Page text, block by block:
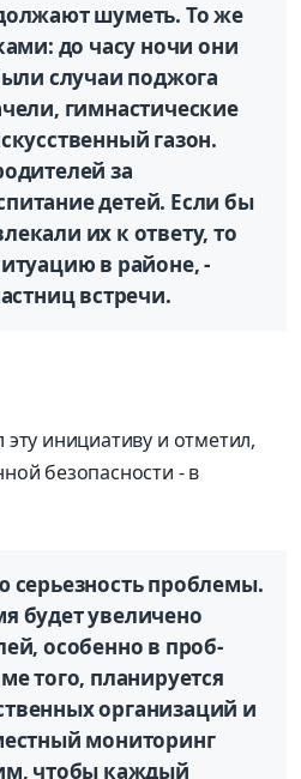
шуметь. То же
до часу ночи они
случаи поджога
гимнастические
газон.
за
детей. Если бы
их к ответу, то
в районе, -
встречи.
инициативу и отметил,
безопасности - в
проблемы.
будет увеличено
особенно в проб­
того, планируется
организаций и
мониторинг
чтобы каждый